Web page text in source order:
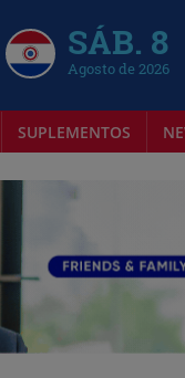
SÁB. 8
Agosto de 2026
SUPLEMENTOS